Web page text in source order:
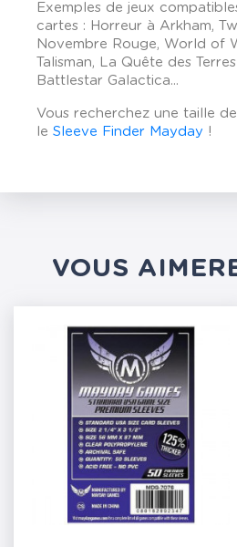
Exemples de jeux
cartes : Horreur à Arkham,
Novembre Rouge, World of
Talisman, La Quête des
Battlestar Galactica...
Vous recherchez une taille
le Sleeve Finder Mayday !
VOUS